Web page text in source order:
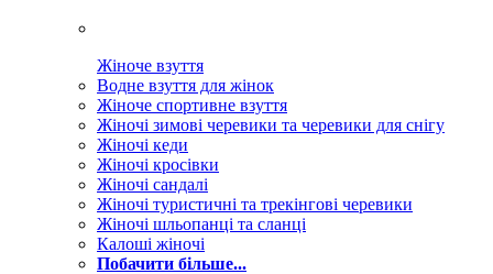
Жіноче взуття
Водне взуття для жінок
Жіноче спортивне взуття
Жіночі зимові черевики та черевики для снігу
Жіночі кеди
Жіночі кросівки
Жіночі сандалі
Жіночі туристичні та трекінгові черевики
Жіночі шльопанці та сланці
Калоші жіночі
Побачити більше...